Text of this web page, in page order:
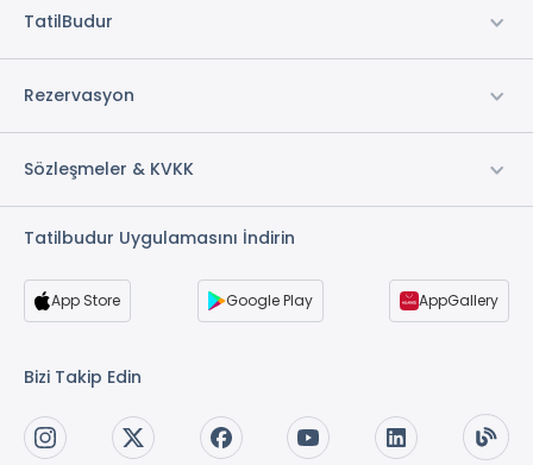
TatilBudur
Rezervasyon
Sözleşmeler & KVKK
Tatilbudur Uygulamasını İndirin
App Store Google Play AppGallery
Bizi Takip Edin